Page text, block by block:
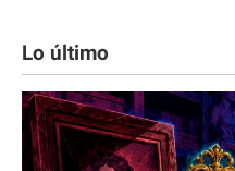
Lo último